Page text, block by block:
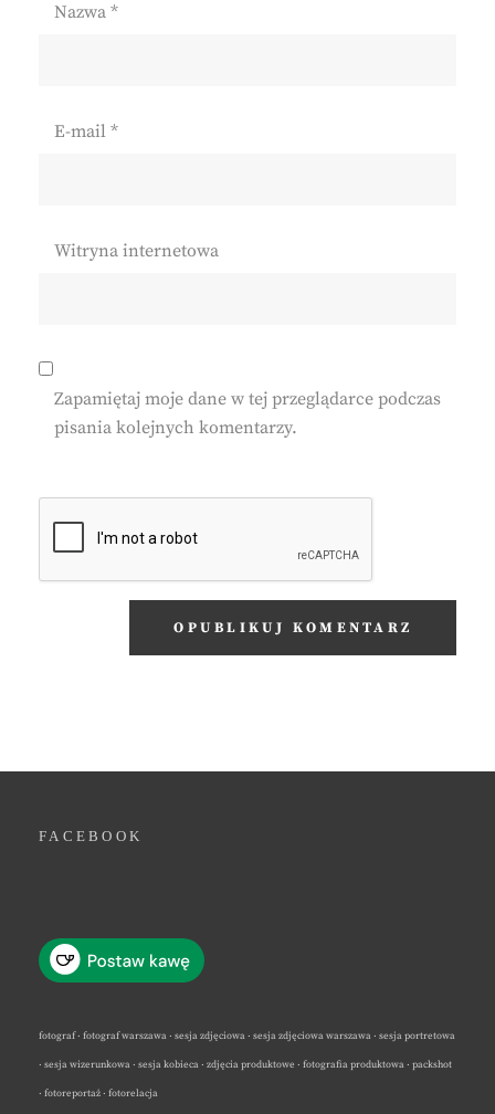
Nazwa *
E-mail *
Witryna internetowa
Zapamiętaj moje dane w tej przeglądarce podczas
pisania kolejnych komentarzy.
FACEBOOK
fotograf · fotograf warszawa · sesja zdjęciowa · sesja zdjęciowa warszawa · sesja portretowa
· sesja wizerunkowa · sesja kobieca · zdjęcia produktowe · fotografia produktowa · packshot
· fotoreportaż · fotorelacja